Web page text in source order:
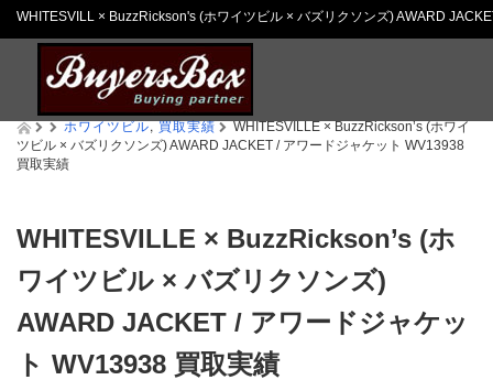
WHITESVILL × BuzzRickson's (ホワイツビル × バズリクソンズ) AWARD
ホワイツビル,買取実績
WHITESVILLE × BuzzRickson’s (ホワイ
ツビル × バズリクソンズ) AWARD JACKET / アワードジャケット WV13938
買取実績
WHITESVILLE × BuzzRickson’s (ホ
ワイツビル × バズリクソンズ)
AWARD JACKET / アワードジャケッ
ト WV13938 買取実績